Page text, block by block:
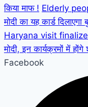
किया माफ ! Elderly
मोदी का यह कार्ड
Haryana visit finalized:
मोदी, इन कार्यक्रमों में होंगे
Facebook